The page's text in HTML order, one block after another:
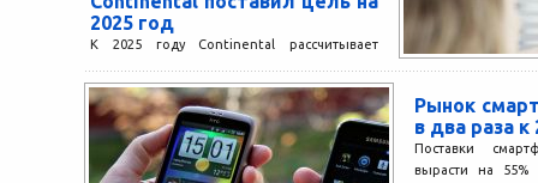
2025 год
К 2025 году Continental рассчитывает
управленческие позиции на двух высших
уровнях менеджмента в подразделениях
компании по...
Рынок
в два раза к
Поставки
вырасти на 55%